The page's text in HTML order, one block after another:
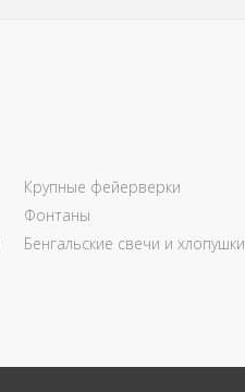
Крупные фейерверки
Фонтаны
Бенгальские свечи и хлопушки